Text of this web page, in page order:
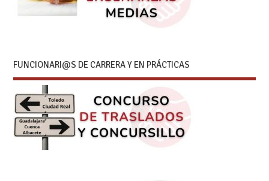
FUNCIONARI@S DE CARRERA Y EN PRÁCTICAS